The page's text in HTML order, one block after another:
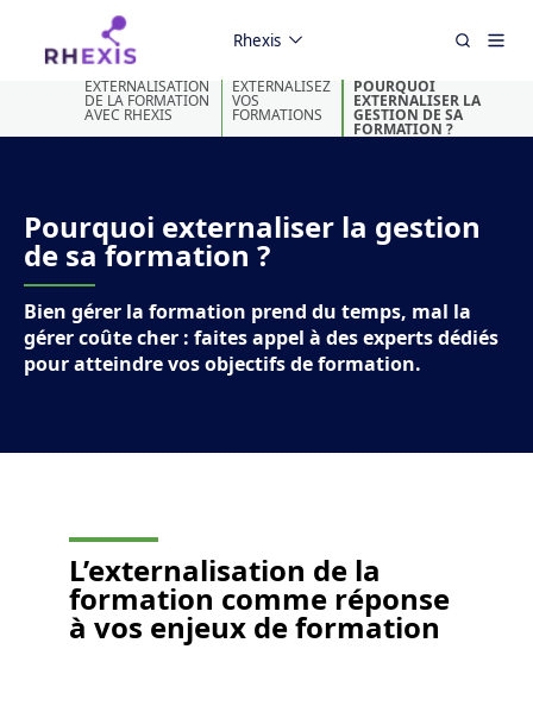
Rhexis
EXTERNALISATION
DE LA FORMATION
AVEC RHEXIS
EXTERNALISEZ
VOS
FORMATIONS
POURQUOI
EXTERNALISER LA
GESTION DE SA
FORMATION ?
Pourquoi externaliser la gestion
de sa formation ?
Bien gérer la formation prend du temps, mal la
gérer coûte cher : faites appel à des experts dédiés
pour atteindre vos objectifs de formation.
L’externalisation de la
formation comme réponse
à vos enjeux de formation